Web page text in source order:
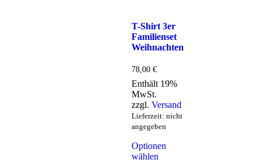
T-Shirt 3er
Familienset
Weihnachten
78,00 €
Enthält 19%
MwSt.
zzgl. Versand
Lieferzeit: nicht
angegeben
Optionen
wählen